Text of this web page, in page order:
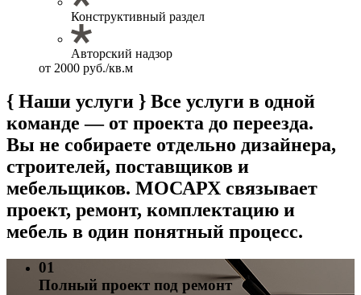
Конструктивный раздел
Авторский надзор
от 2000 руб./кв.м
{ Наши услуги } Все услуги в одной
команде — от проекта до переезда.
Вы не собираете отдельно дизайнера,
строителей, поставщиков и
мебельщиков. МОСАРХ связывает
проект, ремонт, комплектацию и
мебель в один понятный процесс.
01
Полный проект под ремонт